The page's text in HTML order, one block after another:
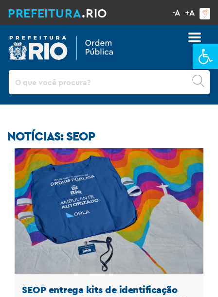
PREFEITURA.RIO -A +A
NOTÍCIAS: SEOP
SEOP entrega kits de identificação